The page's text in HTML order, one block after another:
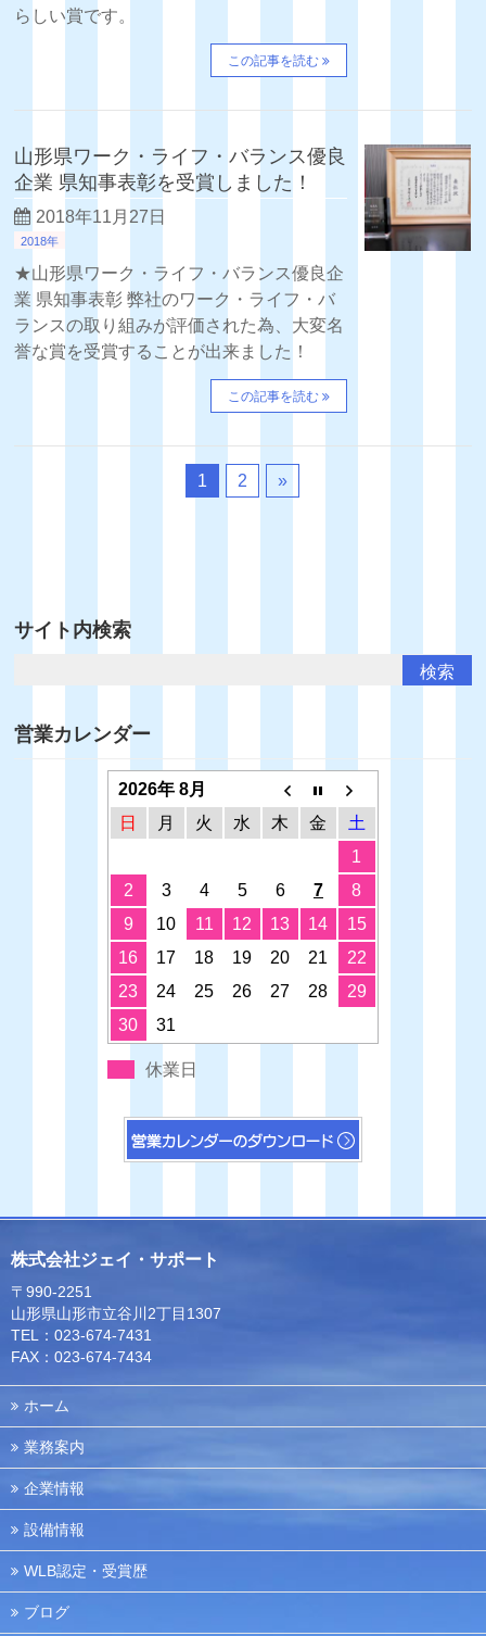
らしい賞です。
この記事を読む
山形県ワーク・ライフ・バランス優良
企業 県知事表彰を受賞しました！
2018年11月27日
2018年
★山形県ワーク・ライフ・バランス優良企
業 県知事表彰 弊社のワーク・ライフ・バ
ランスの取り組みが評価された為、大変名
誉な賞を受賞することが出来ました！
この記事を読む
1 2 »
サイト内検索
営業カレンダー
2026年 8月
日
月 火 水 木 金
土
1
2
3 4 5 6 7
8
9
10 11 12 13 14
15
16
17 18 19 20 21
22
23
24 25 26 27 28
29
30
31
休業日
株式会社ジェイ・サポート
〒990-2251
山形県山形市立谷川2丁目1307
TEL：023-674-7431
FAX：023-674-7434
ホーム
業務案内
企業情報
設備情報
WLB認定・受賞歴
ブログ